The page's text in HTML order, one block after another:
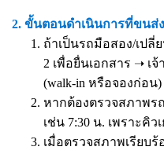
2. ขั้นตอนดำเนินการที่ขนส่
ถ้าเป็นรถมือสอง/เปลี่
2 เพื่อยื่นเอกสาร ➝ เ
(walk-in หรือจองก่อน)
หากต้องตรวจสภาพร
เช่น 7:30 น. เพราะคิว
เมื่อตรวจสภาพเรียบ